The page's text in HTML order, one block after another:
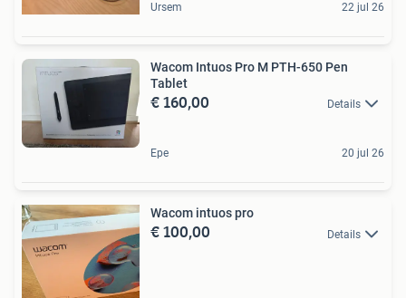
Ursem 22 jul 26
Wacom Intuos Pro M PTH-650 Pen
Tablet
€ 160,00 Details
Epe 20 jul 26
Wacom intuos pro
€ 100,00 Details